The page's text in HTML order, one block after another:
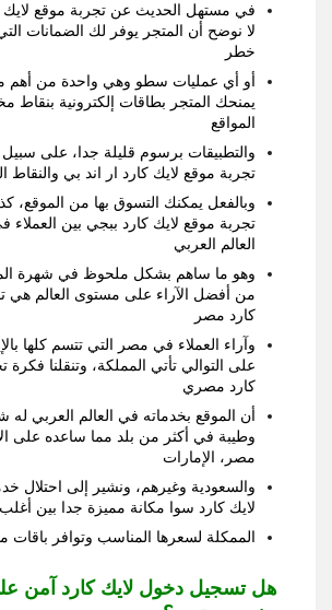
في مستهل الحديث عن تجربة موقع لايك
لا نوضح أن المتجر يوفر لك الضمانات
خطر
أو أي عمليات سطو وهي واحدة من أهم
يمنحك المتجر بطاقات إلكترونية بنقاط
المواقع
والتطبيقات برسوم قليلة جدا، على سبيل
تجربة موقع لايك كارد ار اند بي والنقاط
وبالفعل يمكنك التسوق بها من الموقع،
تجربة موقع لايك كارد ببجي بين العملاء
العالم العربي
وهو ما ساهم بشكل ملحوظ في شهرة
من أفضل الآراء على مستوى العالم هي
كارد مصر
وآراء العملاء في مصر التي تتسم كلها
على التوالي تأتي المملكة، وتنقلنا فكرة
كارد مصري
أن الموقع بخدماته في العالم العربي له
وطيبة في أكثر من بلد مما ساعده على
مصر، الإمارات
والسعودية وغيرهم، ونشير إلى احتلال
لايك كارد سوا مكانة مميزة جدا بين
الممكلة لسعرها المناسب وتوافر باقات
هل تسجيل دخول لايك كارد آمن